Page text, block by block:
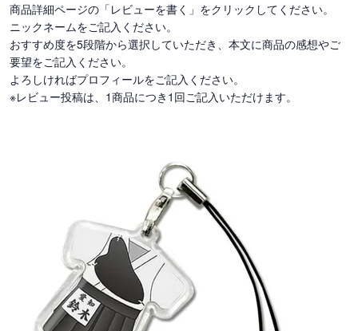
商品詳細ページの「レビューを書く」をクリックしてください。
ニックネームをご記入ください。
おすすめ度を5段階から選択していただき、本文に商品の感想やご
要望をご記入ください。
よろしければプロフィールをご記入ください。
※レビュー投稿は、1商品につき1回ご記入いただけます。